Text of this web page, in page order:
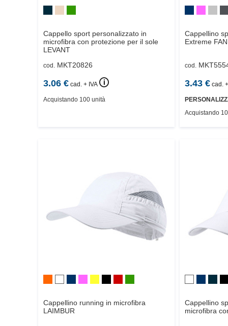
Cappello sport personalizzato in
microfibra con protezione per il sole
LEVANT
cod. MKT20826
3.06 € cad. + IVA 🛈
Acquistando 100 unità
Cappellino
Extreme
cod.
3.43€ cad.
Acquistando
Cappellino running in microfibra
LAIMBUR
Cappellino
microfibra